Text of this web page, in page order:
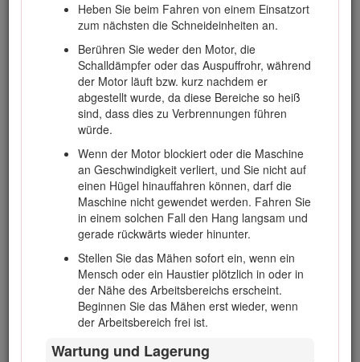
Heben Sie beim Fahren von einem Einsatzort
zum nächsten die Schneideinheiten an.
Berühren Sie weder den Motor, die
Schalldämpfer oder das Auspuffrohr, während
der Motor läuft bzw. kurz nachdem er
abgestellt wurde, da diese Bereiche so heiß
sind, dass dies zu Verbrennungen führen
würde.
Wenn der Motor blockiert oder die Maschine
an Geschwindigkeit verliert, und Sie nicht auf
einen Hügel hinauffahren können, darf die
Maschine nicht gewendet werden. Fahren Sie
in einem solchen Fall den Hang langsam und
gerade rückwärts wieder hinunter.
Stellen Sie das Mähen sofort ein, wenn ein
Mensch oder ein Haustier plötzlich in oder in
der Nähe des Arbeitsbereichs erscheint.
Beginnen Sie das Mähen erst wieder, wenn
der Arbeitsbereich frei ist.
Wartung und Lagerung
Die folgende Liste enthält spezielle
Sicherheitsinformationen für Toro Produkte sowie
andere wichtige Sicherheitsinformationen, mit denen Sie
vertraut sein müssen und die nicht in den CEN-, ISO-
oder ANSI-Normen enthalten sind.
Dieses Produkt kann Hände und Füße amputieren und
Gegenstände aufschleudern. Befolgen Sie zum
Vermeiden von schweren oder tödlichen Verletzungen
immer alle Sicherheitshinweise.
Der zweckentfremdende Einsatz dieser Maschine kann
für den Benutzer und Unbeteiligte gefährlich sein.
Gefahr
Auspuffgase enthalten Kohlenmonoxid, ein
geruchloses tödliches Giftgas.
Lassen Sie den Motor nie in unbelüfteten Räumen
laufen, da sich dort gefährliche
Kohlenmonoxidgase und Abgase ansammeln
können.